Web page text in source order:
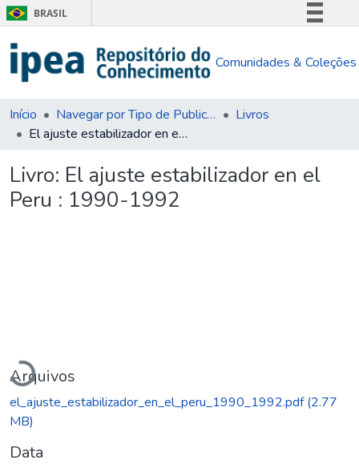
BRASIL
Comunica BR
Acesso à informação
Comunidades & Coleções
Início Navegar por Tipo de Publicação
Livros
El ajuste estabilizador en el Peru : 1990-1992
Livro: El ajuste estabilizador en el
Peru : 1990-1992
Carregando...
Arquivos
el_ajuste_estabilizador_en_el_peru_1990_1992.pdf(2.77
MB)
Data